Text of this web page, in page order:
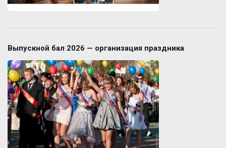
Выпускной бал 2026 — организация праздника